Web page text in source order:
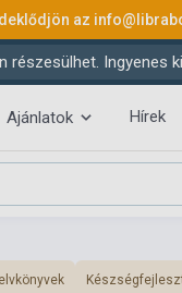
az
részesülhet. Ingyenes
Ajánlatok Hírek